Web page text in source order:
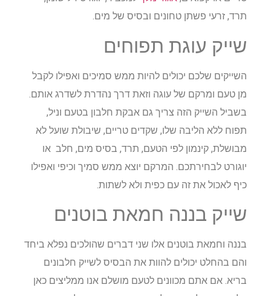
תרד, זרעי פשתן טחונים ובסיס של מים.
שייק עוגת תפוחים
השייקים שלכם יכולים להיות ממש סמיכים ואפילו לקבל
מן טעם ומרקם של עוגה וזאת דרך נהדרת לשדרג אותם.
בשביל השייק הזה צריך גם אבקת חלבון בטעם וניל,
תפוח ללא הליבה שלו, שקדים טריים, שיבולת שועל לא
מבושלת, קינמון לפי הטעם, תרד, בסיס מים, חלב או
יוגורט לבחירתכם. המרקם יוצא ממש סמיך וכיפי ואפילו
כיף לאכול את זה עם כפית ולא לשתות.
שייק בננה חמאת בוטנים
בננה וחמאת בוטנים אלו שני דברים שהולכים נפלא ביחד
והם בהחלט יכולים להוות את הבסיס לשייק חלבונים
בריא. אם אתם מכוונים לטעם מושלם אנו ממליצים כאן